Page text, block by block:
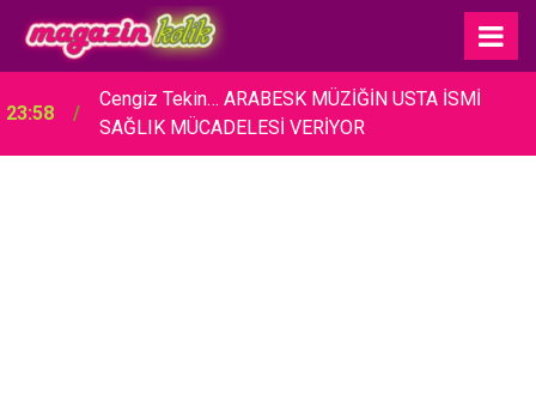
23:58
Cengiz Tekin… ARABESK MÜZİĞİN USTA İSMİ
SAĞLIK MÜCADELESİ VERİYOR